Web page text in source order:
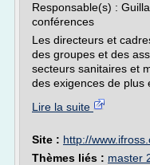
Responsable(s) :
conférences
Les directeurs et
des groupes et des
secteurs sanitaires et
des exigences de plus
Lire la suite
Site : http://
Thèmes liés : master